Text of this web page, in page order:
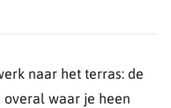
naar het terras: de
overal waar je heen